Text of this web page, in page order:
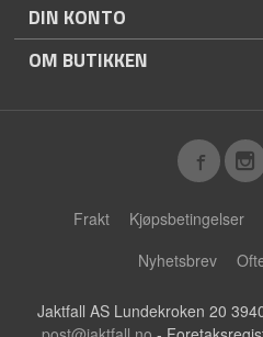
DIN KONTO
OM BUTIKKEN
Frakt Kjøpsbetingelser
Nyhetsbrev
Jaktfall AS Lundekroken 20